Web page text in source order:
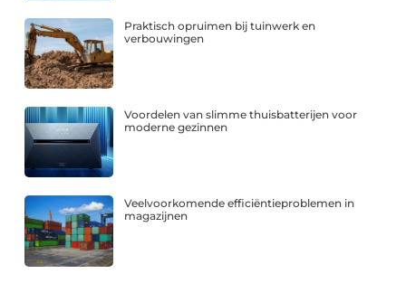
Praktisch opruimen bij tuinwerk en
verbouwingen
Voordelen van slimme thuisbatterijen voor
moderne gezinnen
Veelvoorkomende efficiëntieproblemen in
magazijnen